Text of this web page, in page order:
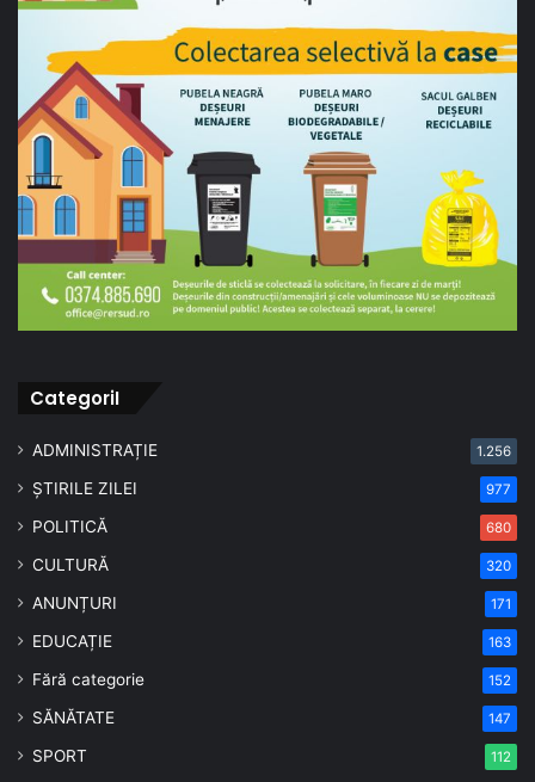
CategoriI
ADMINISTRAȚIE 1.256
ȘTIRILE ZILEI 977
POLITICĂ 680
CULTURĂ 320
ANUNȚURI 171
EDUCAȚIE 163
Fără categorie 152
SĂNĂTATE 147
SPORT 112